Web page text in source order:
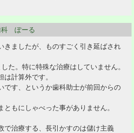
科 ぽーる
きましたが、ものすごく引き延ばされ
た。特に特殊な治療はしていません。
計算外です。
です、というか歯科助士が前回からの
もにしゃべった事がありません。
で治療する、長引かすのは儲け主義